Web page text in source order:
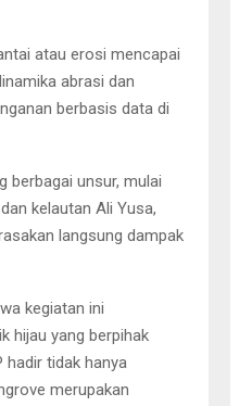
atau erosi mencapai
abrasi dan
berbasis data di
berbagai unsur, mulai
kelautan Ali Yusa,
langsung dampak
kegiatan ini
hijau yang berpihak
hadir tidak hanya
merupakan